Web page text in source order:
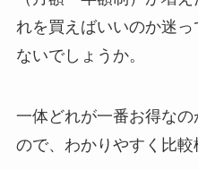
れを買えばいいのか迷
ないでしょうか。
一体どれが一番お得な
ので、わかりやすく比較